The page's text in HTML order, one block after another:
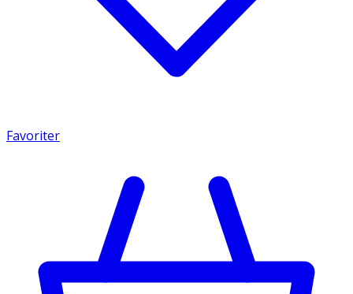
Favoriter